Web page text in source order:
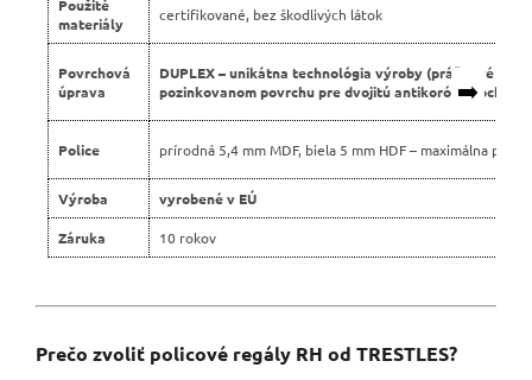
➡️
Použité
materiály
certifikované, bez škodlivých látok
Povrchová
úprava
DUPLEX – unikátna technológia výroby (práškové
pozinkovanom povrchu pre dvojitú antikoróznu
Police prírodná 5,4 mm MDF, biela 5 mm HDF – maximálna
Výroba vyrobené v EÚ
Záruka 10 rokov
Prečo zvoliť policové regály RH od TRESTLES?